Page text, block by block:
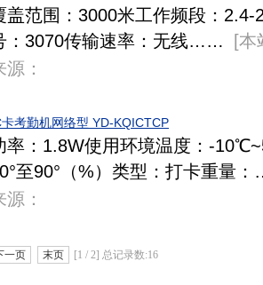
盖范围：3000米工作频段：
：3070传输速率：无线……
[本
源：
卡考勤机网络型 YD-KQICTCP
率：1.8W使用环境温度：-
至90°（%）类型：打卡重量
源：
一页 末页 [1 / 2] 总记录数:16